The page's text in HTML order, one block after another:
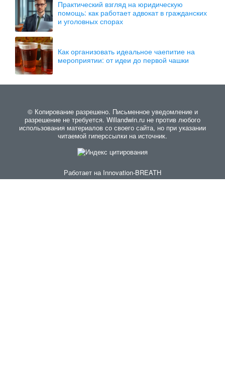
Практический взгляд на юридическую
помощь: как работает адвокат в гражданских
и уголовных спорах
Как организовать идеальное чаепитие на
мероприятии: от идеи до первой чашки
© Копирование разрешено. Письменное уведомление и
разрешение не требуется. Willandwin.ru не против любого
использования материалов со своего сайта, но при указании
читаемой гиперссылки на источник.
Работает на Innovation-BREATH